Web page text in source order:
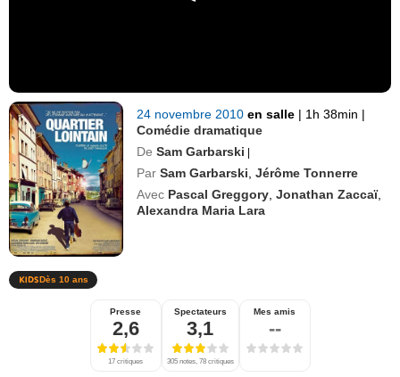
24 novembre 2010en salle | 1h 38min |
Comédie dramatique
De Sam Garbarski |
Par Sam Garbarski ,Jérôme Tonnerre
Avec Pascal Greggory ,Jonathan Zaccaï,
Alexandra Maria Lara
Dès 10 ans
Presse
2,6
17 critiques
Spectateurs
3,1
305 notes, 78 critiques
Mes amis
--